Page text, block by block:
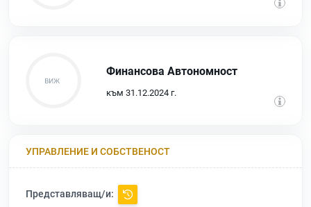
Финансова Автономност
към 31.12.2024 г.
УПРАВЛЕНИЕ И СОБСТВЕНОСТ
Представляващ/и: